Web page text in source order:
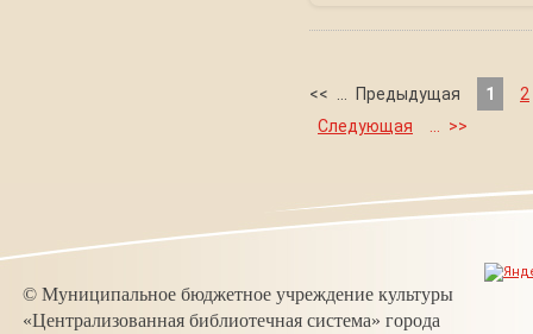
<< Предыдущая 1
2
Следующая
>>
© Муниципальное бюджетное учреждение культуры
«Централизованная библиотечная система» города